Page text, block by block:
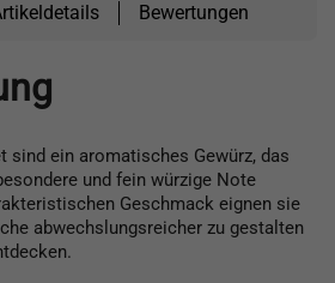
Bewertungen
sind ein aromatisches Gewürz, das
und fein würzige Note
Geschmack eignen sie
abwechslungsreicher zu gestalten